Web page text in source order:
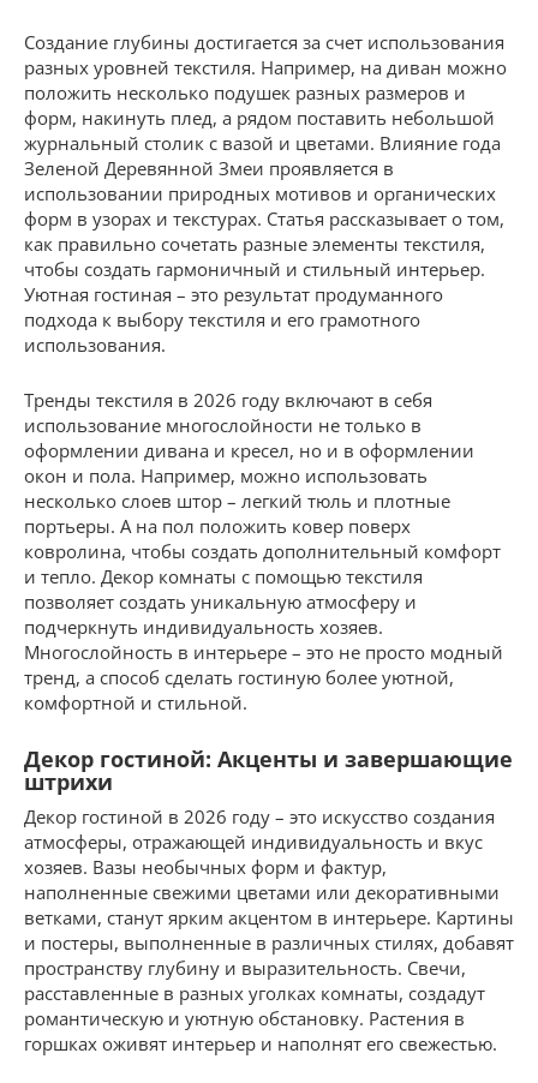
Создание глубины достигается за счет использования
разных уровней текстиля. Например, на диван можно
положить несколько подушек разных размеров и
форм, накинуть плед, а рядом поставить небольшой
журнальный столик с вазой и цветами. Влияние года
Зеленой Деревянной Змеи проявляется в
использовании природных мотивов и органических
форм в узорах и текстурах. Статья рассказывает о том,
как правильно сочетать разные элементы текстиля,
чтобы создать гармоничный и стильный интерьер.
Уютная гостиная – это результат продуманного
подхода к выбору текстиля и его грамотного
использования.
Тренды текстиля в 2026 году включают в себя
использование многослойности не только в
оформлении дивана и кресел, но и в оформлении
окон и пола. Например, можно использовать
несколько слоев штор – легкий тюль и плотные
портьеры. А на пол положить ковер поверх
ковролина, чтобы создать дополнительный комфорт
и тепло. Декор комнаты с помощью текстиля
позволяет создать уникальную атмосферу и
подчеркнуть индивидуальность хозяев.
Многослойность в интерьере – это не просто модный
тренд, а способ сделать гостиную более уютной,
комфортной и стильной.
Декор гостиной: Акценты и завершающие
штрихи
Декор гостиной в 2026 году – это искусство создания
атмосферы, отражающей индивидуальность и вкус
хозяев. Вазы необычных форм и фактур,
наполненные свежими цветами или декоративными
ветками, станут ярким акцентом в интерьере. Картины
и постеры, выполненные в различных стилях, добавят
пространству глубину и выразительность. Свечи,
расставленные в разных уголках комнаты, создадут
романтическую и уютную обстановку. Растения в
горшках оживят интерьер и наполнят его свежестью.